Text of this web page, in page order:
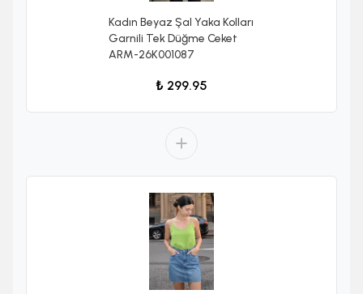
Kadın Beyaz Şal Yaka Kolları
Garnili Tek Düğme Ceket
ARM-26K001087
₺ 299.95